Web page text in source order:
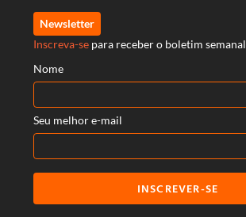
Newsletter
Inscreva-se para receber o boletim semanal
Nome
Seu melhor e-mail
INSCREVER-SE